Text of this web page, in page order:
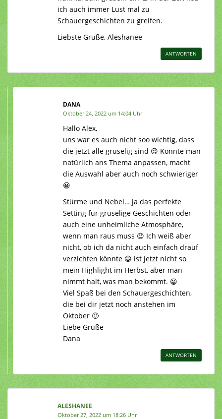
ich auch immer Lust mal zu
Schauergeschichten zu greifen.
Liebste Grüße, Aleshanee
ANTWORTEN
DANA
Oktober 24, 2022 um 14:04 Uhr
Hallo Alex,
uns war es auch nicht soo wichtig, dass
die jetzt alle gruselig sind 😉 Könnte man
natürlich ans Thema anpassen, macht
die Auswahl aber auch noch schwieriger
😀
Stürme und Nebel… ja das perfekte
Setting für gruselige Geschichten oder
auch eine unheimliche Atmosphäre,
wenn man raus muss 😉 Ich weiß aber
nicht, ob ich da nicht auch einfach drauf
verzichten könnte 😀 ist jetzt nicht so
mein Highlight im Herbst, aber man
nimmt halt, was man bekommt. 😀
Viel Spaß bei den Schauergeschichten,
die bei dir jetzt noch anstehen im
Oktober 🙂
Liebe Grüße
Dana
ANTWORTEN
ALESHANEE
Oktober 27, 2022 um 18:26 Uhr